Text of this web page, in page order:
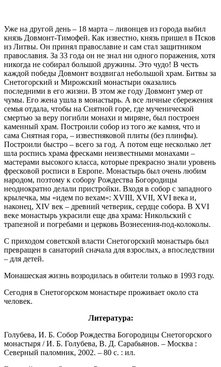
Уже на другой день – 18 марта – ливонцев из города выбил
князь Довмонт-Тимофей. Как известно, князь пришел в Псков
из Литвы. Он принял православие и сам стал защитником
православия. За 33 года он не знал ни одного поражения, хотя
никогда не собирал большой дружины. Это чудо! В честь
каждой победы Довмонт воздвигал небольшой храм. Битвы за
Снетогорский и Мирожский монастыри оказались
последними в его жизни. В этом же году Довмонт умер от
чумы. Его жена ушла в монастырь. А все личные сбережения
семья отдала, чтобы на Снятной горе, где мученической
смертью за веру погибли монахи и миряне, был построен
каменный храм. Построили собор из того же камня, что и
сама Снятная гора, – известняковой плиты (без плинфы).
Построили быстро – всего за год. А потом еще несколько лет
шла роспись храма фресками неизвестными монахами –
мастерами высокого класса, которые прекрасно знали уровень
фресковой росписи в Европе. Монастырь был очень любим
народом, поэтому к собору Рождества Богородицы
неоднократно делали пристройки. Входя в собор с западного
крылечка, мы «идем по вехам»: XVIII, XVII, XVI века и,
наконец, XIV век – древний четверик, сердце собора. В XVI
веке монастырь украсили еще два храма: Никольский с
трапезной и погребами и церковь Вознесения-под-колоколы.
С приходом советской власти Снетогорский монастырь был
превращен в санаторий сначала для взрослых, а впоследствии
– для детей.
Монашеская жизнь возродилась в обители только в 1993 году.
Сегодня в Снетогорском монастыре проживает около ста
человек.
Литература:
Голубева, И. Б. Собор Рождества Богородицы Снетогорского
монастыря / И. Б. Голубева, В. Д. Сарабьянов. – Москва :
Северный паломник, 2002. – 80 с. : ил.